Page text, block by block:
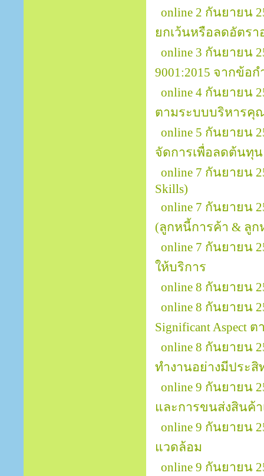
online 2 กันยายน
ยกเว้นหรือลดอัตรา
online 3 กันยายน
9001:2015 จากข้อ
online 4 กันยายน
ตามระบบบริหารคุณ
online 5 กันยายน
จัดการเพื่อลดต้นทุ
online 7 กันยายน
Skills)
online 7 กันยายน
(ลูกหนี้การค้า & ลูก
online 7 กันยายน
ให้บริการ
online 8 กันยายน
online 8 กันยายน
Significant Aspect
online 8 กันยายน
ทำงานอย่างมีประสิ
online 9 กันยายน
และการขนส่งสินค้
online 9 กันยายน
แวดล้อม
online 9 กันยายน